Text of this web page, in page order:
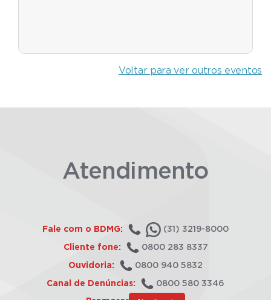
Voltar para ver outros eventos
Atendimento
Fale com o BDMG: (31) 3219-8000
Cliente fone: 0800 283 8337
Ouvidoria: 0800 940 5832
Canal de Denúncias: 0800 580 3346